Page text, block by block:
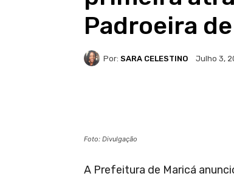
Padroeira
Por: SARA CELESTINO Julho 3,
Foto: Divulgação
A Prefeitura de Maricá